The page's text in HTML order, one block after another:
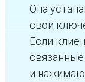
Она
свои
Если
и